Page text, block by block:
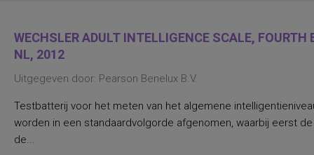
WECHSLER ADULT INTELLIGENCE SCALE,
NL, 2012
Uitgegeven door: Pearson Benelux B.V.
Testbatterij voor het meten van het algemene
worden in een standaardvolgorde afgenomen, waarbij eerst
de...